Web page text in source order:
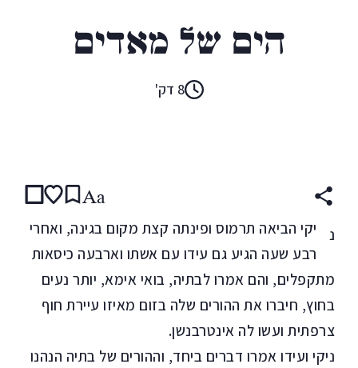
הים של מאדים
8 דק'
Aa
נ
יקי הביאה תרמוס ופינתה קצת מקום בגינה, ואחרי
רבע שעה הגיע גם עידו עם אשתו וארבעה כיסאות
מתקפלים, והם אמרו לבתיה, בואי אימא, יותר נעים
בחוץ, חיברו את ההורים שלה בזום מאיזו עיירת חוף
צרפתית ועשו לה אינטרבנשן.
ניקי ועידו אמרו דברים ביחד, וההורים של בתיה הנהנו